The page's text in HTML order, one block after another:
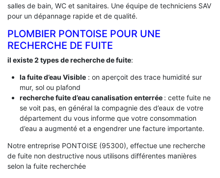
salles de bain, WC et sanitaires. Une équipe de techniciens SAV
pour un dépannage rapide et de qualité.
PLOMBIER PONTOISE POUR UNE
RECHERCHE DE FUITE
il existe 2 types de recherche de fuite:
la fuite d’eau Visible: on aperçoit des trace humidité sur
mur, sol ou plafond
recherche fuite d’eau canalisation enterrée : cette fuite ne
se voit pas, en général la compagnie des d’eaux de votre
département du vous informe que votre consommation
d’eau a augmenté et a engendrer une facture importante.
Notre entreprise PONTOISE (95300), effectue une recherche
de fuite non destructive nous utilisons différentes manières
selon la fuite recherchée